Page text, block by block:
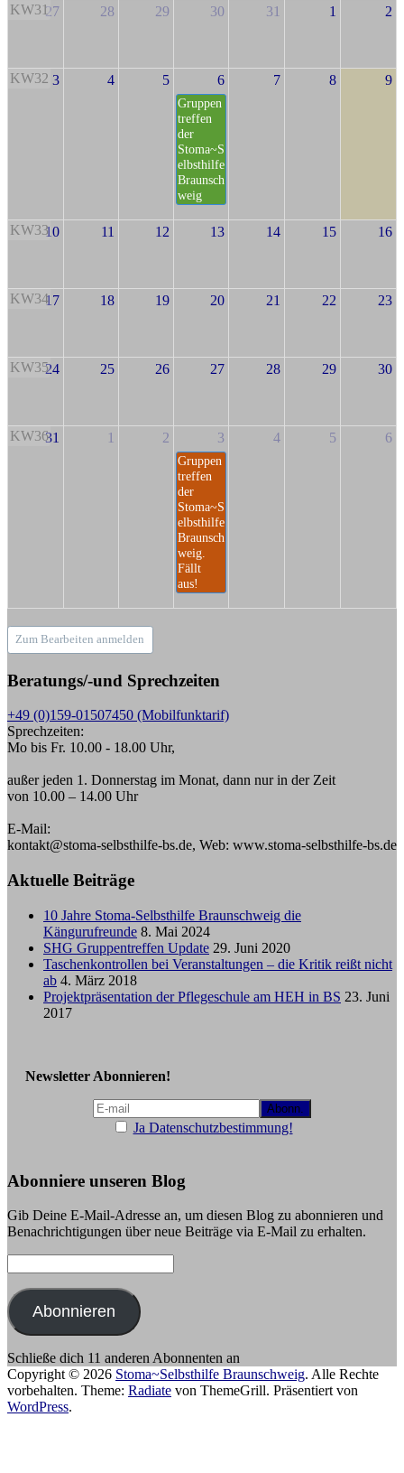
KW3127 28 29 30 31 1 2
KW32 3 4 5 6
Gruppen
treffen
der
Stoma~S
elbsthilfe
Braunsch
weig
7 8 9
KW3310 11 12 13 14 15 16
KW3417 18 19 20 21 22 23
KW3524 25 26 27 28 29 30
KW3631 1 2 3
Gruppen
treffen
der
Stoma~S
elbsthilfe
Braunsch
weig.
Fällt
aus!
4 5 6
Zum Bearbeiten anmelden
Beratungs/-und Sprechzeiten
+49 (0)159-01507450 (Mobilfunktarif)
Sprechzeiten:
Mo bis Fr. 10.00 - 18.00 Uhr,
außer jeden 1. Donnerstag im Monat, dann nur in der Zeit
von 10.00 – 14.00 Uhr
E-Mail:
kontakt@stoma-selbsthilfe-bs.de, Web: www.stoma-selbsthilfe-bs.de
Aktuelle Beiträge
10 Jahre Stoma-Selbsthilfe Braunschweig die
Kängurufreunde 8. Mai 2024
SHG Gruppentreffen Update 29. Juni 2020
Taschenkontrollen bei Veranstaltungen – die Kritik reißt nicht
ab 4. März 2018
Projektpräsentation der Pflegeschule am HEH in BS 23. Juni
2017
Newsletter Abonnieren!
Ja Datenschutzbestimmung!
Abonniere unseren Blog
Gib Deine E-Mail-Adresse an, um diesen Blog zu abonnieren und
Benachrichtigungen über neue Beiträge via E-Mail zu erhalten.
Mail-
Adresse:
Abonnieren
Schließe dich 11 anderen Abonnenten an
Copyright © 2026 Stoma~Selbsthilfe Braunschweig. Alle Rechte
vorbehalten. Theme: Radiate von ThemeGrill. Präsentiert von
WordPress.